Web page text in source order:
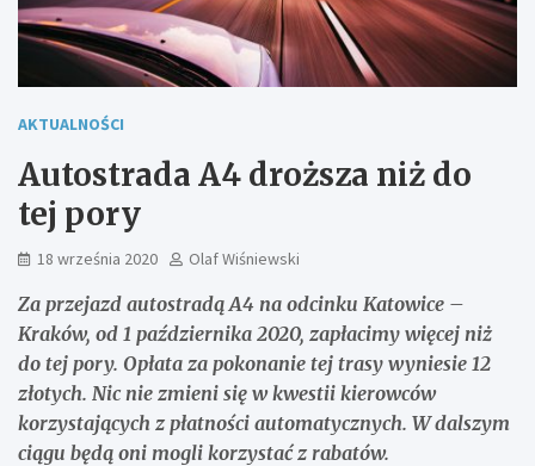
AKTUALNOŚCI
Autostrada A4 droższa niż do
tej pory
18 września 2020 Olaf Wiśniewski
Za przejazd autostradą A4 na odcinku Katowice –
Kraków, od 1 października 2020, zapłacimy więcej niż
do tej pory. Opłata za pokonanie tej trasy wyniesie 12
złotych. Nic nie zmieni się w kwestii kierowców
korzystających z płatności automatycznych. W dalszym
ciągu będą oni mogli korzystać z rabatów.